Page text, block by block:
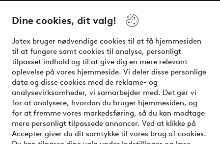
Dine cookies, dit valg!
Jotex bruger nødvendige cookies til at få hjemmesiden
til at fungere samt cookies til analyse, personligt
tilpasset indhold og til at give dig en mere relevant
oplevelse på vores hjemmeside. Vi deler disse personlige
data og disse cookies med de reklame- og
analysevirksomheder, vi samarbejder med. Det gør vi
for at analysere, hvordan du bruger hjemmesiden, og
for at fremme vores markedsføring, så du kan modtage
mere personligt tilpassede annoncer. Ved at klikke på
Accepter giver du dit samtykke til vores brug af cookies.
Vilkår
Venner
Sikre betalinger - betal nu eller del op
Vil du vide mere om vores betalingsmuligheder?
elpy